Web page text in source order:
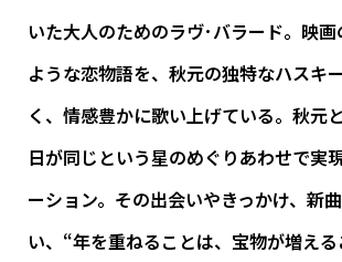
いた大人のためのラヴ･バラード。映
ような恋物語を、秋元の独特なハスキ
く、情感豊かに歌い上げている。秋元
日が同じという星のめぐりあわせで実
ーション。その出会いやきっかけ、新
い、“年を重ねることは、宝物が増え